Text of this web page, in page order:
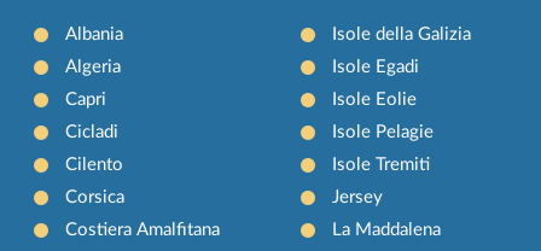
Albania
Algeria
Capri
Cicladi
Cilento
Corsica
Costiera Amalfitana
Isole della Galizia
Isole Egadi
Isole Eolie
Isole Pelagie
Isole Tremiti
Jersey
La Maddalena